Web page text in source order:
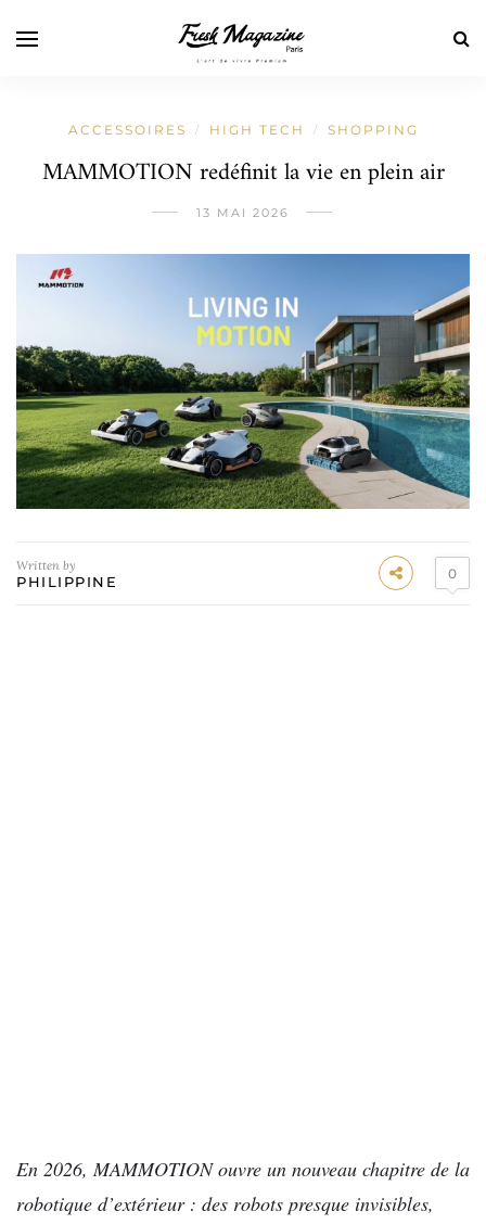
ACCESSOIRES / HIGH TECH / SHOPPING
MAMMOTION redéfinit la vie en plein air
13 MAI 2026
Written by
PHILIPPINE 0
En 2026, MAMMOTION ouvre un nouveau chapitre de la
robotique d’extérieur : des robots presque invisibles,